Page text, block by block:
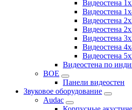
Видеостена
Видеостена
Видеостена
Видеостена
Видеостена
Видеостена
Видеостена
Видеостена по
BOE
Панели видеостен
Звуковое оборудование
Audac